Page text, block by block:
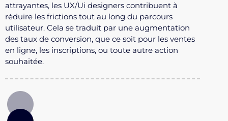
attrayantes, les UX/Ui designers contribuent à
réduire les frictions tout au long du parcours
utilisateur. Cela se traduit par une augmentation
des taux de conversion, que ce soit pour les ventes
en ligne, les inscriptions, ou toute autre action
souhaitée.